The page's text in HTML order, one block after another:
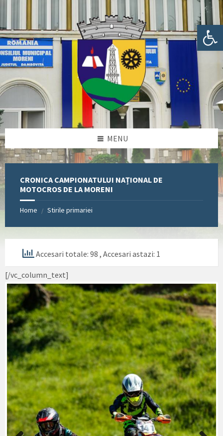
Deschide bara de unelte
sidebar
sidebar
MENU
CRONICA CAMPIONATULUI NAȚIONAL DE
MOTOCROS DE LA MORENI
Home / Stirile primariei
Accesari totale: 98 , Accesari astazi: 1
[/vc_column_text]